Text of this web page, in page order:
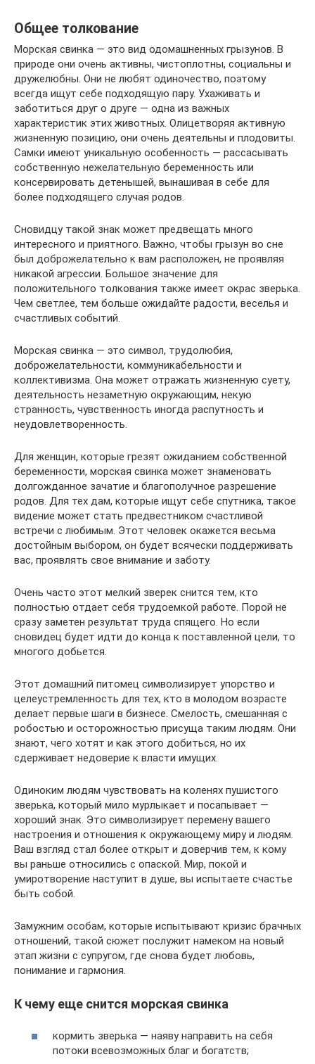
Общее толкование
Морская свинка — это вид одомашненных грызунов. В
природе они очень активны, чистоплотны, социальны и
дружелюбны. Они не любят одиночество, поэтому
всегда ищут себе подходящую пару. Ухаживать и
заботиться друг о друге — одна из важных
характеристик этих животных. Олицетворяя активную
жизненную позицию, они очень деятельны и плодовиты.
Самки имеют уникальную особенность — рассасывать
собственную нежелательную беременность или
консервировать детенышей, вынашивая в себе для
более подходящего случая родов.
Сновидцу такой знак может предвещать много
интересного и приятного. Важно, чтобы грызун во сне
был доброжелательно к вам расположен, не проявляя
никакой агрессии. Большое значение для
положительного толкования также имеет окрас зверька.
Чем светлее, тем больше ожидайте радости, веселья и
счастливых событий.
Морская свинка — это символ, трудолюбия,
доброжелательности, коммуникабельности и
коллективизма. Она может отражать жизненную суету,
деятельность незаметную окружающим, некую
странность, чувственность иногда распутность и
неудовлетворенность.
Для женщин, которые грезят ожиданием собственной
беременности, морская свинка может знаменовать
долгожданное зачатие и благополучное разрешение
родов. Для тех дам, которые ищут себе спутника, такое
видение может стать предвестником счастливой
встречи с любимым. Этот человек окажется весьма
достойным выбором, он будет всячески поддерживать
вас, проявлять свое внимание и заботу.
Очень часто этот мелкий зверек снится тем, кто
полностью отдает себя трудоемкой работе. Порой не
сразу заметен результат труда спящего. Но если
сновидец будет идти до конца к поставленной цели, то
многого добьется.
Этот домашний питомец символизирует упорство и
целеустремленность для тех, кто в молодом возрасте
делает первые шаги в бизнесе. Смелость, смешанная с
робостью и осторожностью присуща таким людям. Они
знают, чего хотят и как этого добиться, но их
сдерживает недоверие к власти имущих.
Одиноким людям чувствовать на коленях пушистого
зверька, который мило мурлыкает и посапывает —
хороший знак. Это символизирует перемену вашего
настроения и отношения к окружающему миру и людям.
Ваш взгляд стал более открыт и доверчив тем, к кому
вы раньше относились с опаской. Мир, покой и
умиротворение наступит в душе, вы испытаете счастье
быть собой.
Замужним особам, которые испытывают кризис брачных
отношений, такой сюжет послужит намеком на новый
этап жизни с супругом, где снова будет любовь,
понимание и гармония.
К чему еще снится морская свинка
кормить зверька — наяву направить на себя
потоки всевозможных благ и богатств;